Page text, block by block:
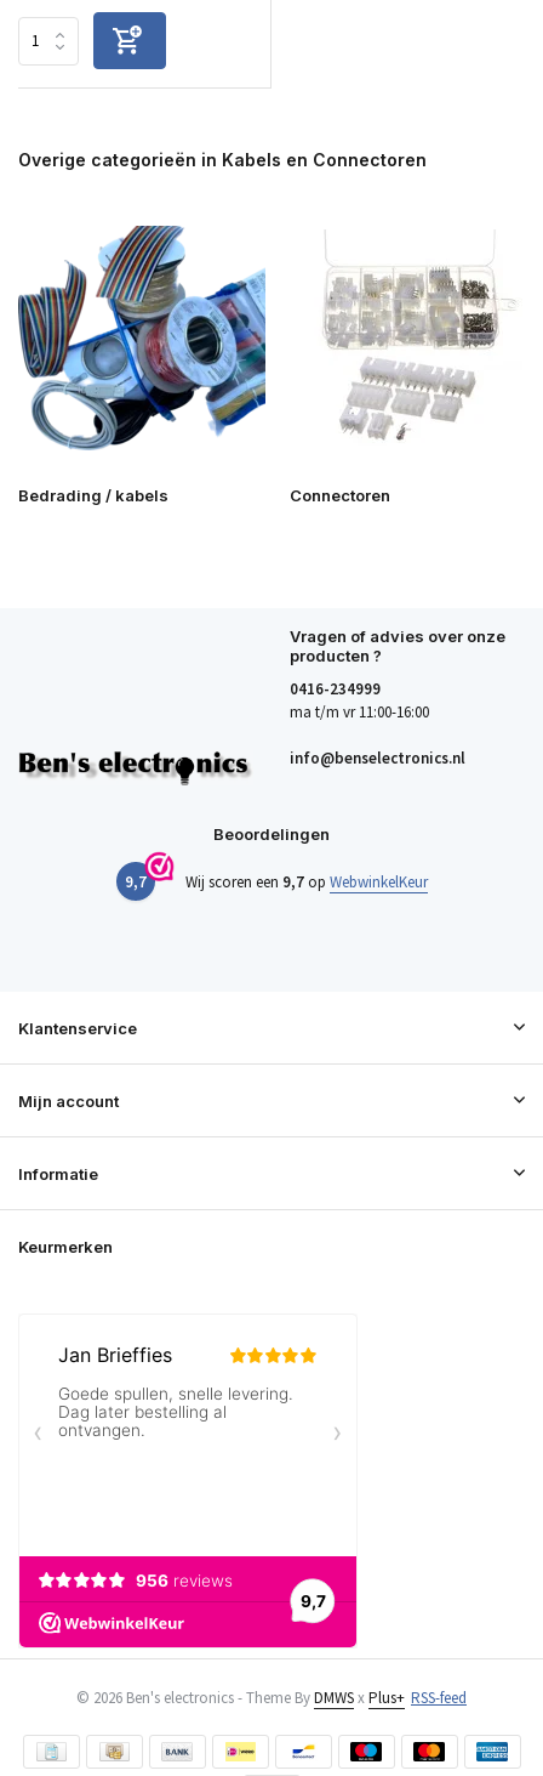
Overige categorieën in Kabels en Connectoren
Bedrading / kabels Connectoren
Vragen of advies over onze
producten ?
0416-234999
ma t/m vr 11:00-16:00
info@benselectronics.nl
Beoordelingen
9,7 Wij scoren een 9,7op WebwinkelKeur
Klantenservice
Mijn account
Informatie
Keurmerken
© 2026 Ben's electronics - Theme ByDMWSxPlus+ RSS-feed